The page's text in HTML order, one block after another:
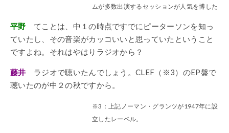
ムが多数出演するセッションが人気を博した
平野 てことは、中１の時点ですでにピーターソンを知っ
ていたし、その音楽がカッコいいと思っていたということ
ですよね。それはやはりラジオから？
藤井 ラジオで聴いたんでしょう。CLEF（※3）のEP盤で
聴いたのが中２の秋ですから。
※3：上記ノーマン・グランツが1947年に設
立したレーベル。